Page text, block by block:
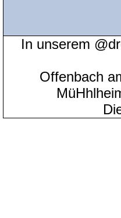
In unserem
Offenbach